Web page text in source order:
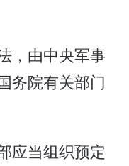
，由中央军事
务院有关部门
应当组织预定